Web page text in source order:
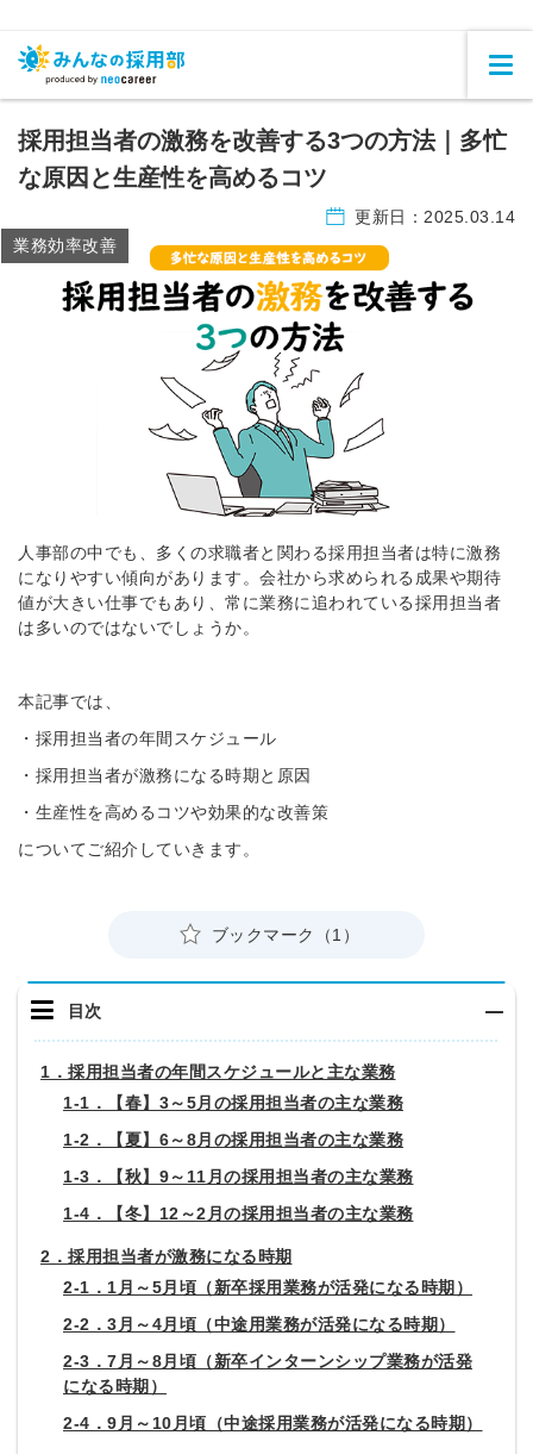
採用担当者の激務を改善する3つの方法｜多忙
な原因と生産性を高めるコツ
更新日： 2025.03.14
業務効率改善
人事部の中でも、多くの求職者と関わる採用担当者は特に激務
になりやすい傾向があります。会社から求められる成果や期待
値が大きい仕事でもあり、常に業務に追われている採用担当者
は多いのではないでしょうか。
本記事では、
・採用担当者の年間スケジュール
・採用担当者が激務になる時期と原因
・生産性を高めるコツや効果的な改善策
についてご紹介していきます。
ブックマーク（1）
目次
1．採用担当者の年間スケジュールと主な業務
1-1．【春】3～5月の採用担当者の主な業務
1-2．【夏】6～8月の採用担当者の主な業務
1-3．【秋】9～11月の採用担当者の主な業務
1-4．【冬】12～2月の採用担当者の主な業務
2．採用担当者が激務になる時期
2-1．1月～5月頃（新卒採用業務が活発になる時期）
2-2．3月～4月頃（中途用業務が活発になる時期）
2-3．7月～8月頃（新卒インターンシップ業務が活発
になる時期）
2-4．9月～10月頃（中途採用業務が活発になる時期）